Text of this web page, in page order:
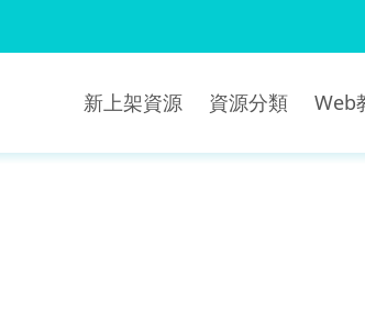
新上架資源 資源分類 Web